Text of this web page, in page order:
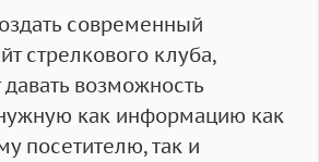
современный
стрелкового клуба,
возможность
как информацию как
посетителю, так и